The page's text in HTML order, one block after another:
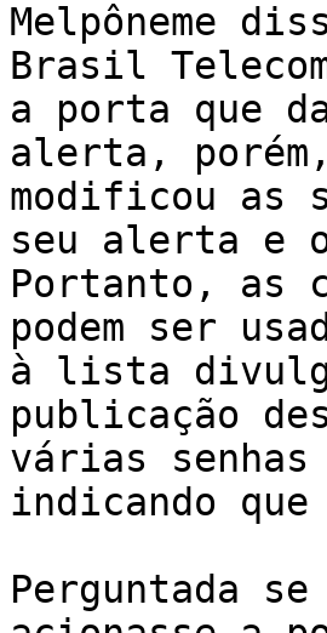
Melpôneme
Brasil
a porta que
alerta,
modificou as
seu alerta e
Portanto, as
podem ser
à lista
publicação
várias senhas
indicando
Perguntada